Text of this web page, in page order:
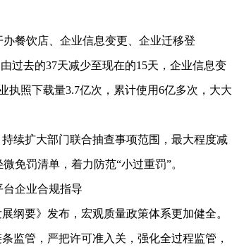
餐饮店、企业信息变更、企业迁移登
过去的37天减少至现在的15天，企业信息变
执照下载量3.7亿次，累计使用6亿多次，大大
续扩大部门联合抽查事项范围，最大程度减
免罚清单，着力防范“小过重罚”。
企业合规指导
纲要》发布，宏观质量政策体系更加健全。
监管，严把许可准入关，强化全过程监管，